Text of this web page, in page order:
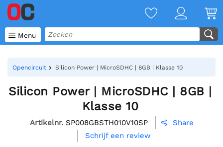
 Menu
Opencircuit Silicon Power | MicroSDHC | 8GB | Klasse 10
Silicon Power | MicroSDHC | 8GB |
Klasse 10
Artikelnr. SP008GBSTH010V10SP 
Share
Schrijf een review